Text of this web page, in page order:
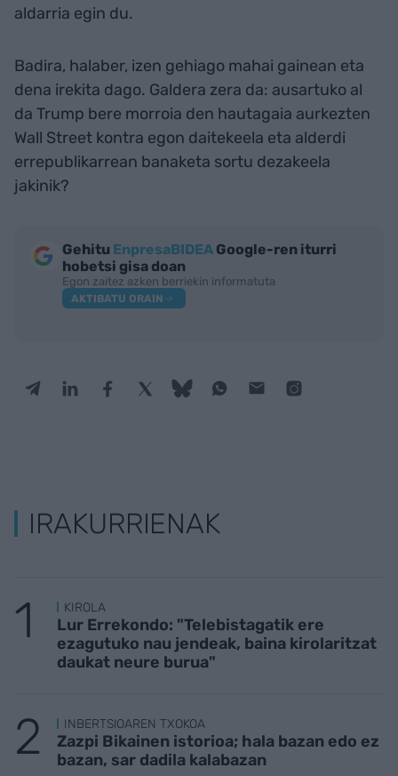
aldarria egin du.
Badira, halaber, izen gehiago mahai gainean eta
dena irekita dago. Galdera zera da: ausartuko al
da Trump bere morroia den hautagaia aurkezten
Wall Street kontra egon daitekeela eta alderdi
errepublikarrean banaketa sortu dezakeela
jakinik?
Gehitu EnpresaBIDEA Google-ren iturri
hobetsi gisa doan
Egon zaitez azken berriekin informatuta
AKTIBATU ORAIN
IRAKURRIENAK
KIROLA
Lur Errekondo: "Telebistagatik ere
ezagutuko nau jendeak, baina kirolaritzat
daukat neure burua"
INBERTSIOAREN TXOKOA
Zazpi Bikainen istorioa; hala bazan edo ez
bazan, sar dadila kalabazan